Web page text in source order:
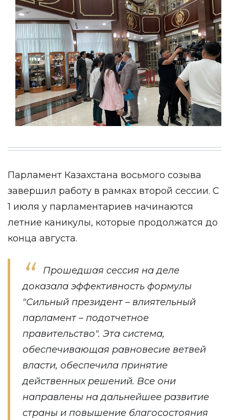
Парламент Казахстана восьмого созыва
завершил работу в рамках второй сессии. С
1 июля у парламентариев начинаются
летние каникулы, которые продолжатся до
конца августа.
Прошедшая сессия на деле
доказала эффективность формулы
"Сильный президент – влиятельный
парламент – подотчетное
правительство". Эта система,
обеспечивающая равновесие ветвей
власти, обеспечила принятие
действенных решений. Все они
направлены на дальнейшее развитие
страны и повышение благосостояния